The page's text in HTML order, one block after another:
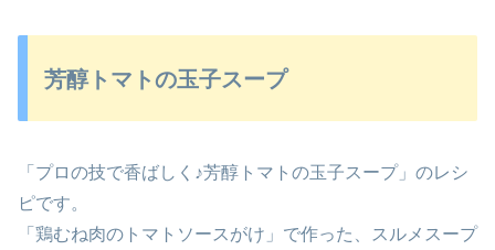
芳醇トマトの玉子スープ
「プロの技で香ばしく♪芳醇トマトの玉子スープ」のレシ
ピです。
「鶏むね肉のトマトソースがけ」で作った、スルメスープ